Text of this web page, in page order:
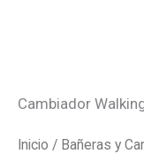
Cambiador
Inicio / Bañeras y
Mum
cantidad